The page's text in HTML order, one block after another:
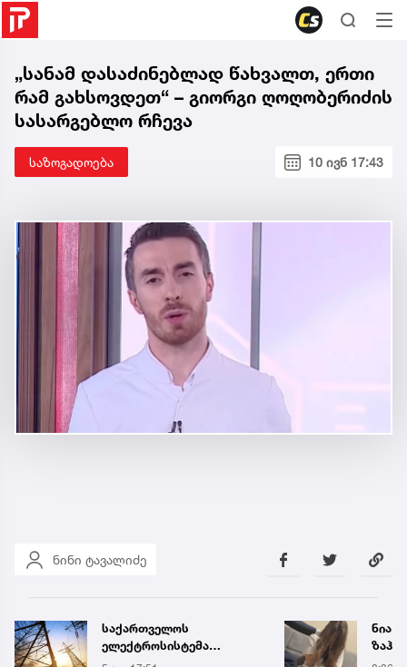
„სანამ დასაძინებლად წახვალთ, ერთი
რამ გახსოვდეთ“ – გიორგი ღოღობერიძის
სასარგებლო რჩევა
საზოგადოება 10 ივნ 17:43
ნინი ტავალიძე
საქართველოს
ელექტროსისტემა
სპეციალურ განცხადებას
ნია